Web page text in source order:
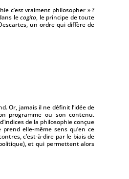
c’est vraiment philosopher » ?
lecogito, le principe de toute
un ordre qui diffère de
Or, jamais il ne définit l’idée de
programme ou son contenu.
de la philosophie conçue
elle-même sens qu’en ce
c’est-à-dire par le biais de
et qui permettent alors